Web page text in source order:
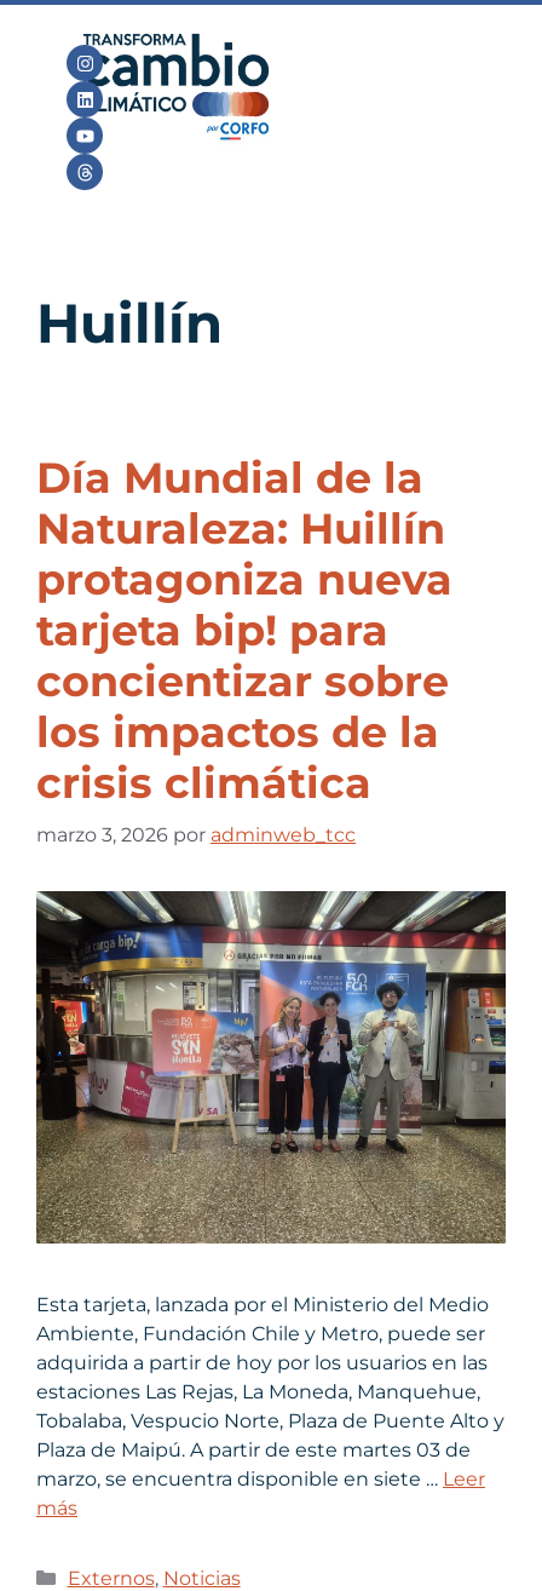
Huillín
Día Mundial de la
Naturaleza: Huillín
protagoniza nueva
tarjeta bip! para
concientizar sobre
los impactos de la
crisis climática
marzo 3, 2026 por adminweb_tcc
Esta tarjeta, lanzada por el Ministerio del Medio
Ambiente, Fundación Chile y Metro, puede ser
adquirida a partir de hoy por los usuarios en las
estaciones Las Rejas, La Moneda, Manquehue,
Tobalaba, Vespucio Norte, Plaza de Puente Alto y
Plaza de Maipú. A partir de este martes 03 de
marzo, se encuentra disponible en siete … Leer
más
Externos, Noticias